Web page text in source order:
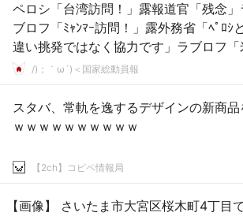
ペロシ「台湾訪問！」露報道官「残念」
ブロフ「ﾐｬﾝﾏｰ訪問！」露外務省「ﾍﾟﾛｼ
違い挑発ではなく協力です」ラブロフ「
国はやりたい放題だと示したいだけだ！
/)；｀ω´)＜国家総動員報
スタバ、常軌を逸するデザインの新商
ｗｗｗｗｗｗｗｗｗｗ
【2ch】コピペ情報局
【画像】 さいたま市大宮区桜木町4丁目